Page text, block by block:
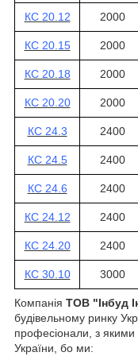
КС 20.12 2000
КС 20.15 2000
КС 20.18 2000
КС 20.20 2000
КС 24.3 2400
КС 24.5 2400
КС 24.6 2400
КС 24.12 2400
КС 24.20 2400
КС 30.10 3000
Компанія ТОВ "Інбуд
будівельному ринку
професіонали, з якими
України, бо ми: